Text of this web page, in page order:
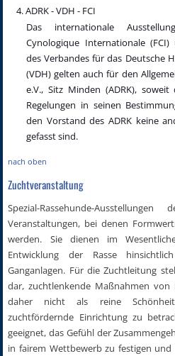
ADRK - VDH - FCI
Das internationale
Cynologique Internationale
des Verbandes für das Deutsche
(VDH) gelten auch für den
e.V., Sitz Minden (ADRK),
Regelungen in seinen
den Vorstand des ADRK keine
gefasst sind.
nach oben
Zuchtveranstaltung
Spezial-Rassehunde-
Veranstaltungen, bei denen
werden. Sie dienen im
Entwicklung der Rasse
Ganganlagen. Für die Zuchtleitung
dar, zuchtlenkende Maßnahmen
daher nicht als reine
zuchtfördernde Einrichtung zu
geeignet, das Gefühl der
in fairem Wettbewerb zu festigen